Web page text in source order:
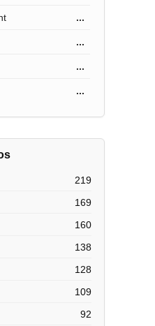
...
...
...
...
219
169
160
138
128
109
92